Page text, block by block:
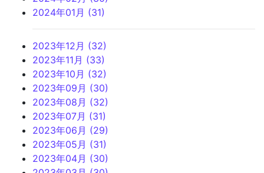
2024年01月 (31)
2023年12月 (32)
2023年11月 (33)
2023年10月 (32)
2023年09月 (30)
2023年08月 (32)
2023年07月 (31)
2023年06月 (29)
2023年05月 (31)
2023年04月 (30)